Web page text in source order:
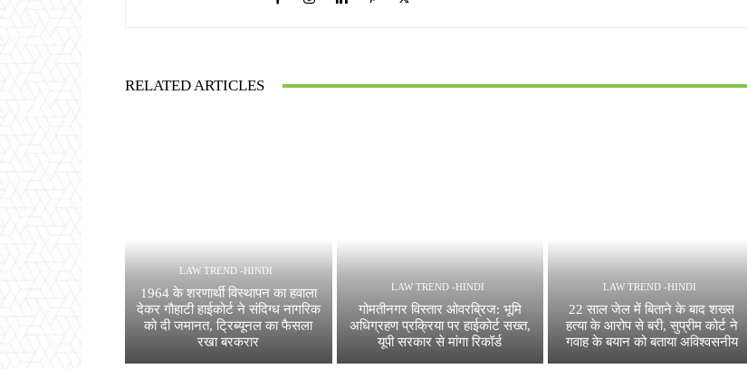
RELATED ARTICLES
LAW TREND -HINDI
1964 के शरणार्थी विस्थापन का हवाला
देकर गौहाटी हाईकोर्ट ने संदिग्ध नागरिक
को दी जमानत, ट्रिब्यूनल का फैसला
रखा बरकरार
LAW TREND -HINDI
गोमतीनगर विस्तार ओवरब्रिज: भूमि
अधिग्रहण प्रक्रिया पर हाईकोर्ट सख्त,
यूपी सरकार से मांगा रिकॉर्ड
LAW TREND -HINDI
22 साल जेल में बिताने के बाद शख्स
हत्या के आरोप से बरी, सुप्रीम कोर्ट ने
गवाह के बयान को बताया अविश्वसनीय